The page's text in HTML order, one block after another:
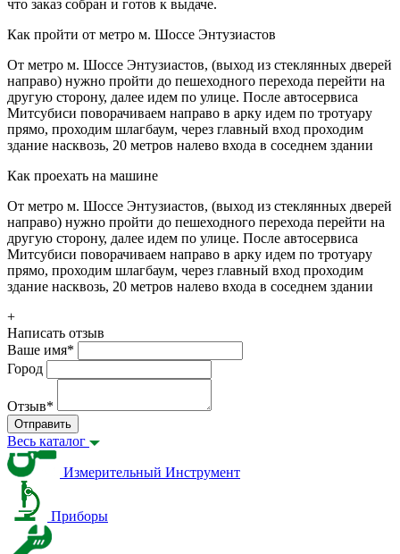
что заказ собран и готов к выдаче.
Как пройти от метро м. Шоссе Энтузиастов
От метро м. Шоссе Энтузиастов, (выход из стеклянных дверей
направо) нужно пройти до пешеходного перехода перейти на
другую сторону, далее идем по улице. После автосервиса
Митсубиси поворачиваем направо в арку идем по тротуару
прямо, проходим шлагбаум, через главный вход проходим
здание насквозь, 20 метров налево входа в соседнем здании
Как проехать на машине
От метро м. Шоссе Энтузиастов, (выход из стеклянных дверей
направо) нужно пройти до пешеходного перехода перейти на
другую сторону, далее идем по улице. После автосервиса
Митсубиси поворачиваем направо в арку идем по тротуару
прямо, проходим шлагбаум, через главный вход проходим
здание насквозь, 20 метров налево входа в соседнем здании
+
Написать отзыв
Ваше имя*
Город
Отзыв*
Отправить
Весь каталог
Измерительный Инструмент
Приборы